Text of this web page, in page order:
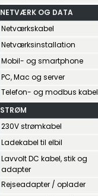
NETVÆRK OG DATA
Netværkskabel
Netværksinstallation
Mobil- og smartphone
PC, Mac og server
Telefon- og modbus kabel
STRØM
230V strømkabel
Ladekabel til elbil
Lavvolt DC kabel, stik og
adapter
Rejseadapter / oplader